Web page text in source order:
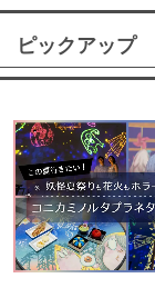
ピックアップ